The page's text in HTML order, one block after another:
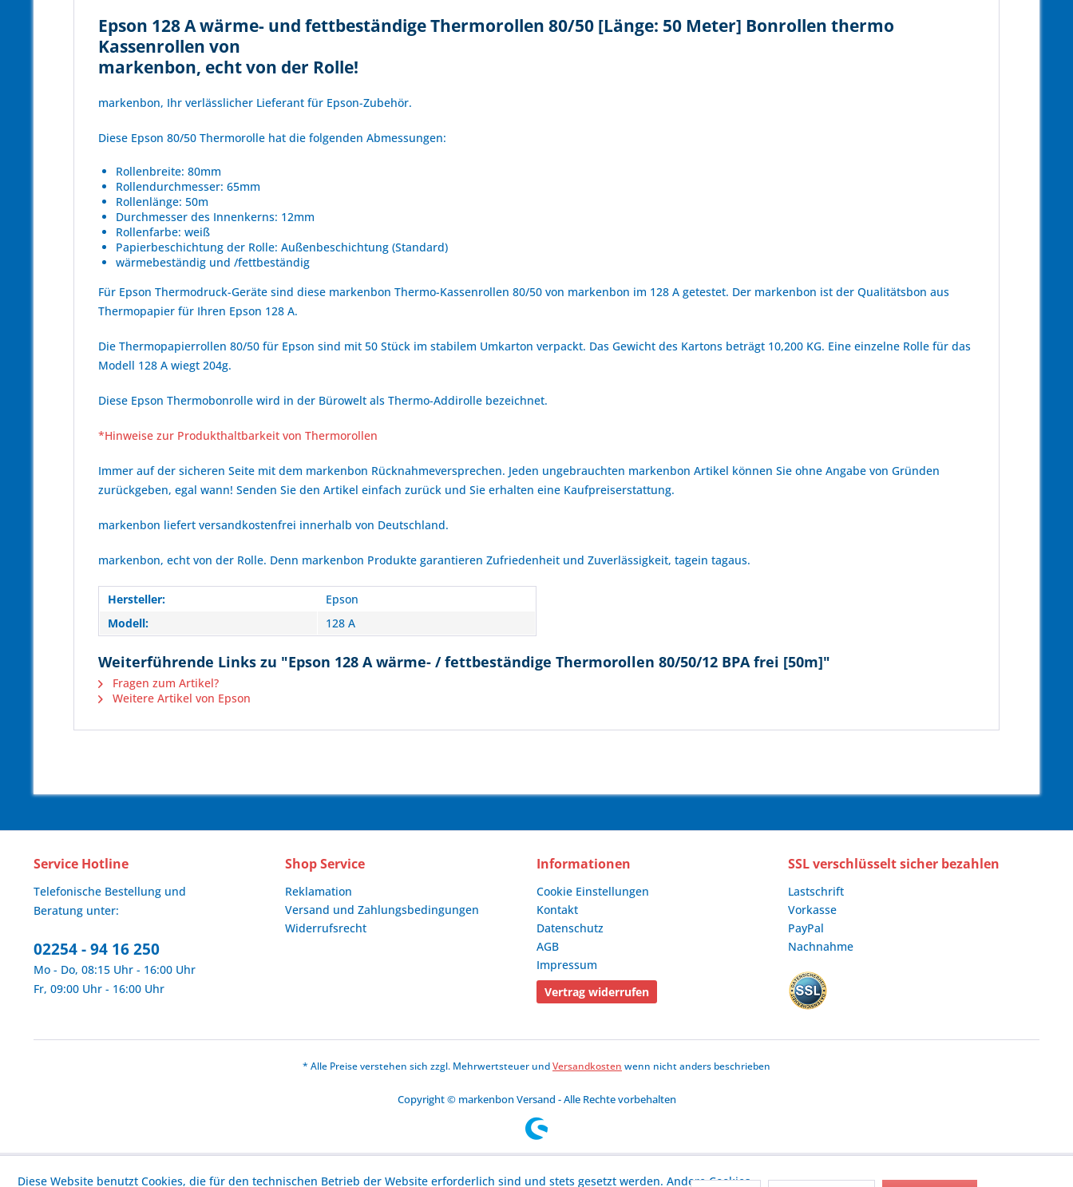
Epson 128 A wärme- und fettbeständige Thermorollen 80/50 [Länge: 50 Meter] Bonrollen thermo
Kassenrollen von
markenbon, echt von der Rolle!
markenbon, Ihr verlässlicher Lieferant für Epson-Zubehör.
Diese Epson 80/50 Thermorolle hat die folgenden Abmessungen:
Rollenbreite: 80mm
Rollendurchmesser: 65mm
Rollenlänge: 50m
Durchmesser des Innenkerns: 12mm
Rollenfarbe: weiß
Papierbeschichtung der Rolle: Außenbeschichtung (Standard)
wärmebeständig und /fettbeständig
Für Epson Thermodruck-Geräte sind diese markenbon Thermo-Kassenrollen 80/50 von markenbon im 128 A getestet. Der markenbon ist der Qualitätsbon aus
Thermopapier für Ihren Epson 128 A.
Die Thermopapierrollen 80/50 für Epson sind mit 50 Stück im stabilem Umkarton verpackt. Das Gewicht des Kartons beträgt 10,200 KG. Eine einzelne Rolle für das
Modell 128 A wiegt 204g.
Diese Epson Thermobonrolle wird in der Bürowelt als Thermo-Addirolle bezeichnet.
*Hinweise zur Produkthaltbarkeit von Thermorollen
Immer auf der sicheren Seite mit dem markenbon Rücknahmeversprechen. Jeden ungebrauchten markenbon Artikel können Sie ohne Angabe von Gründen
zurückgeben, egal wann! Senden Sie den Artikel einfach zurück und Sie erhalten eine Kaufpreiserstattung.
markenbon liefert versandkostenfrei innerhalb von Deutschland.
markenbon, echt von der Rolle. Denn markenbon Produkte garantieren Zufriedenheit und Zuverlässigkeit, tagein tagaus.
Hersteller:
Epson
Modell:
128 A
Weiterführende Links zu "Epson 128 A wärme- / fettbeständige Thermorollen 80/50/12 BPA frei [50m]"
Fragen zum Artikel?
Weitere Artikel von Epson
Service Hotline
Telefonische Bestellung und
Beratung unter:
02254 - 94 16 250
Mo - Do, 08:15 Uhr - 16:00 Uhr
Fr, 09:00 Uhr - 16:00 Uhr
Shop Service
Reklamation
Versand und Zahlungsbedingungen
Widerrufsrecht
Informationen
Cookie Einstellungen
Kontakt
Datenschutz
AGB
Impressum
Vertrag widerrufen
SSL verschlüsselt sicher bezahlen
Lastschrift
Vorkasse
PayPal
Nachnahme
* Alle Preise verstehen sich zzgl. Mehrwertsteuer undVersandkosten wenn nicht anders beschrieben
Copyright © markenbon Versand - Alle Rechte vorbehalten
Diese Website benutzt Cookies, die für den technischen Betrieb der Website erforderlich sind und stets gesetzt werden. Andere Cookies,